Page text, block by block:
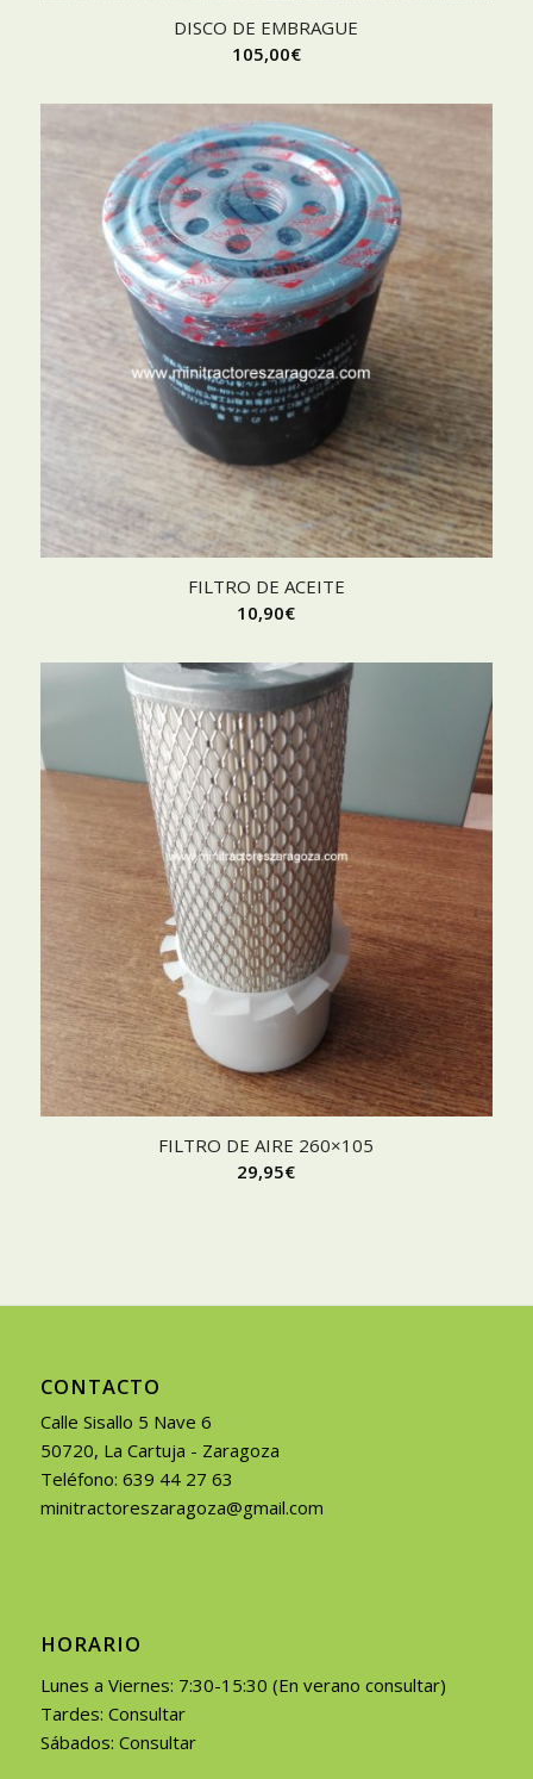
DISCO DE EMBRAGUE
105,00€
FILTRO DE ACEITE
10,90€
FILTRO DE AIRE 260×105
29,95€
CONTACTO
Calle Sisallo 5 Nave 6
50720, La Cartuja - Zaragoza
Teléfono: 639 44 27 63
minitractoreszaragoza@gmail.com
HORARIO
Lunes a Viernes: 7:30-15:30 (En verano consultar)
Tardes: Consultar
Sábados: Consultar